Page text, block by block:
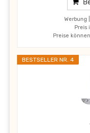
Werbung
Preis
Preise
BESTSELLER NR. 4